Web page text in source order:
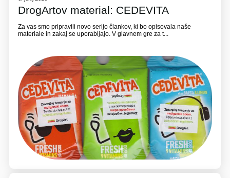
DrogArtov material: CEDEVITA
Za vas smo pripravili novo serijo člankov, ki bo opisovala naše
materiale in zakaj se uporabljajo. V glavnem gre za t...